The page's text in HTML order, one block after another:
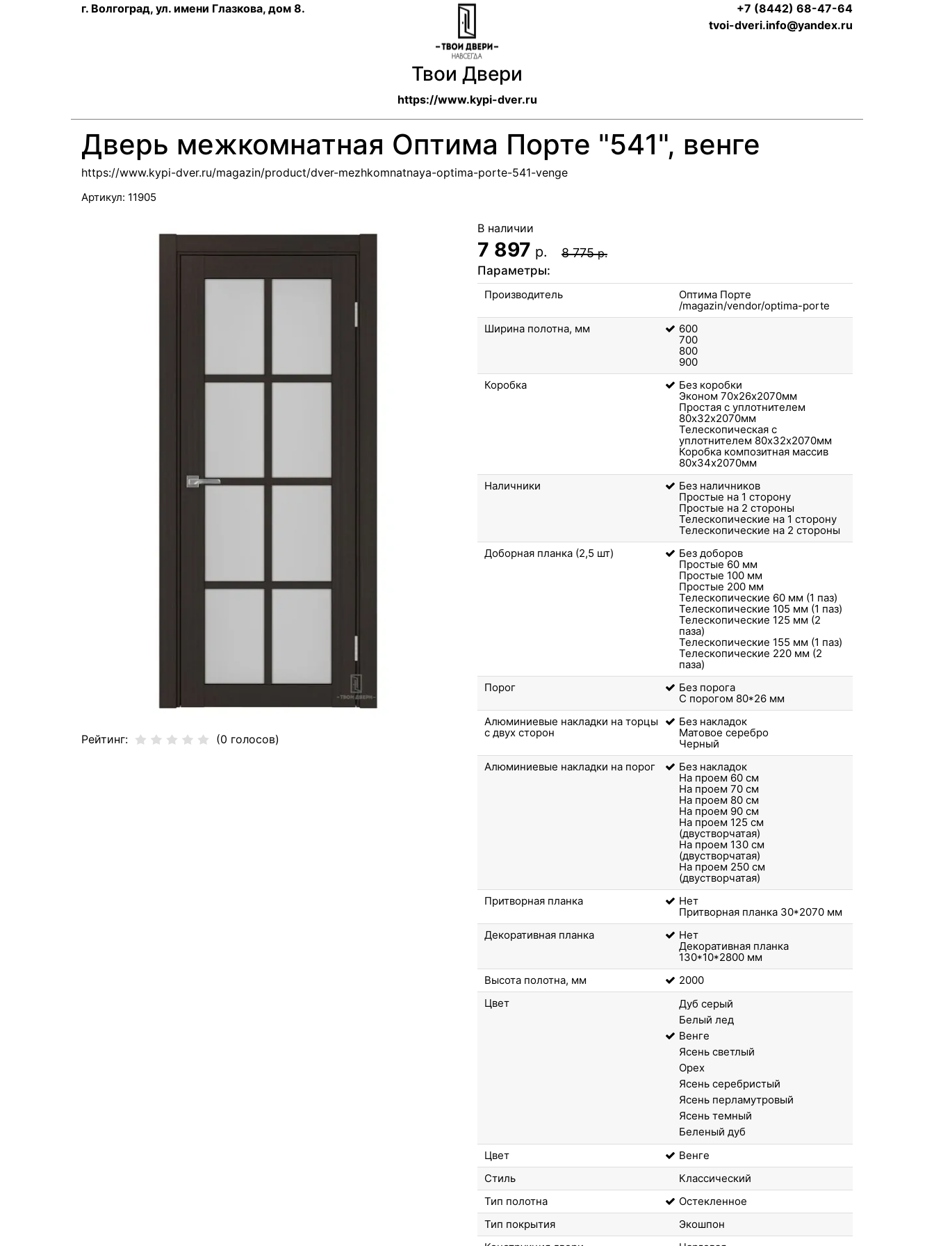
г. Волгоград, ул. имени Глазкова, дом 8.
Твои Двери
https://www.kypi-dver.ru
+7 (8442) 68-47-64
tvoi-dveri.info@yandex.ru
Дверь межкомнатная Оптима Порте "541", венге
https://www.kypi-dver.ru/magazin/product/dver-mezhkomnatnaya-optima-porte-541-venge
Артикул: 11905
Рейтинг: (0 голосов)
В наличии
7 897 р. 8 775р.
Параметры:
Производитель Оптима Порте
Ширина полотна, мм
600
700
800
900
Коробка
Без коробки
Эконом 70х26х2070мм
Простая с уплотнителем
80х32х2070мм
Телескопическая с
уплотнителем 80х32х2070мм
Коробка композитная массив
80х34х2070мм
Наличники
Без наличников
Простые на 1 сторону
Простые на 2 стороны
Телескопические на 1 сторону
Телескопические на 2 стороны
Доборная планка (2,5 шт)
Без доборов
Простые 60 мм
Простые 100 мм
Простые 200 мм
Телескопические 60 мм (1 паз)
Телескопические 105 мм (1 паз)
Телескопические 125 мм (2
паза)
Телескопические 155 мм (1 паз)
Телескопические 220 мм (2
паза)
Порог
Без порога
С порогом 80*26 мм
Алюминиевые накладки на торцы
с двух сторон
Без накладок
Матовое серебро
Черный
Алюминиевые накладки на порог
Без накладок
На проем 60 см
На проем 70 см
На проем 80 см
На проем 90 см
На проем 125 см
(двустворчатая)
На проем 130 см
(двустворчатая)
На проем 250 см
(двустворчатая)
Притворная планка
Нет
Притворная планка 30*2070 мм
Декоративная планка
Нет
Декоративная планка
130*10*2800 мм
Высота полотна, мм
2000
Цвет
Дуб серый
Белый лед
Венге
Ясень светлый
Орех
Ясень серебристый
Ясень перламутровый
Ясень темный
Беленый дуб
Цвет
Венге
Стиль
Классический
Тип полотна
Остекленное
Тип покрытия
Экошпон